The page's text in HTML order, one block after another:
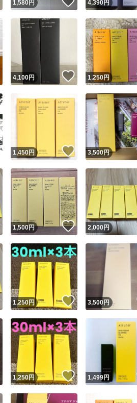
スピード発送 このユーザーは高
安心発送 このユーザーは設
1,580円 4,390円
いいね！
4,100円 いいね！
1,250円
いいね！
1,450円 いいね！
3,500円
いいね！
1,500円 いいね！
2,000円
いいね！
1,250円 いいね！
3,500円
いいね！
1,250円 いいね！
1,499円